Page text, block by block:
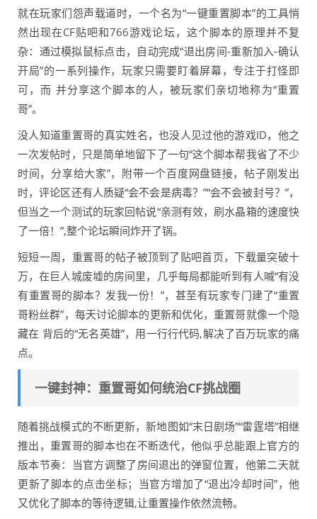
就在玩家们怨声载道时，一个名为“一键重置脚本”的工具悄
然出现在CF贴吧和766游戏论坛，这个脚本的原理并不复
杂：通过模拟鼠标点击，自动完成“退出房间-重新加入-确认
开局”的一系列操作，玩家只需要盯着屏幕，专注于打怪即
可，而 并分享这个脚本的人，被玩家们亲切地称为“重置
哥”。
没人知道重置哥的真实姓名，也没人见过他的游戏ID，他之
一次发帖时，只是简单地留下了一句“这个脚本帮我省了不少
时间，分享给大家”，附带一个百度网盘链接，帖子刚发出
时，评论区还有人质疑“会不会是病毒？”“会不会被封号？”，
但当之一个测试的玩家回帖说“亲测有效，刷水晶箱的速度快
了一倍！”,整个论坛瞬间炸开了锅。
短短一周，重置哥的帖子被顶到了贴吧首页，下载量突破十
万，在巨人城废墟的房间里，几乎每局都能听到有人喊“有没
有重置哥的脚本？发我一份！”，甚至有玩家专门建了“重置
哥粉丝群”，每天讨论脚本的更新和优化，重置哥就像一个隐
藏在 背后的“无名英雄”，用一行行代码,解决了百万玩家的痛
点。
一键封神：重置哥如何统治CF挑战圈
随着挑战模式的不断更新，新地图如“末日剧场”“雷霆塔”相继
推出，重置哥的脚本也在不断迭代，他似乎总能跟上官方的
版本节奏：当官方调整了房间退出的弹窗位置，他第二天就
更新了脚本的点击坐标；当官方增加了“退出冷却时间”，他
又优化了脚本的等待逻辑,让重置操作依然流畅。